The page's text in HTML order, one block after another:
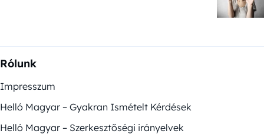
Rólunk
Impresszum
Helló Magyar – Gyakran Ismételt Kérdések
Helló Magyar – Szerkesztőségi irányelvek